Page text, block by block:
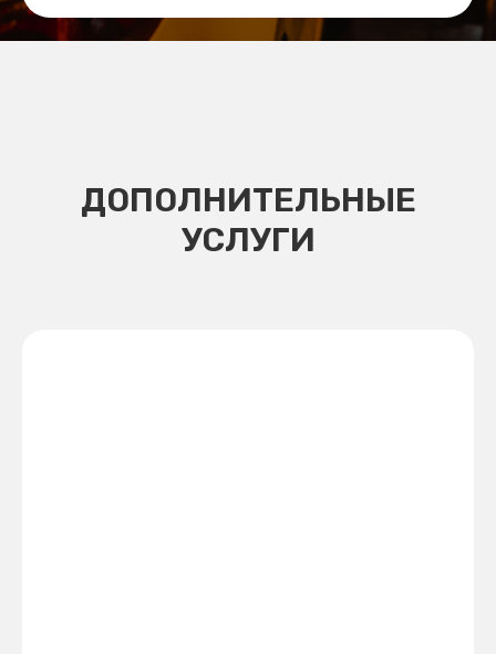
ДОПОЛНИТЕЛЬНЫЕ
УСЛУГИ